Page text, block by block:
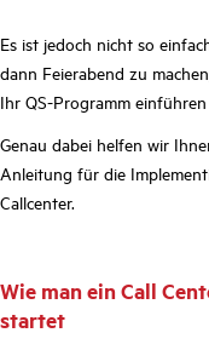
Es ist jedoch nicht so
dann Feierabend zu
Ihr QS-Programm
Genau dabei helfen wir
Anleitung für die
Callcenter.
Wie man ein Call
startet